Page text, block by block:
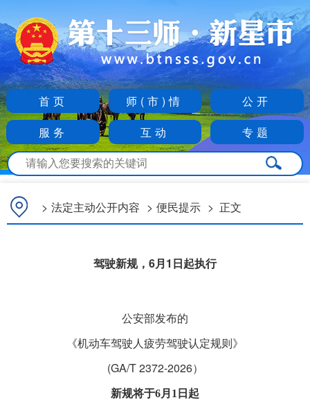
首页 师(市)情
公开
服务
互动 专题
> 法定主动公开内容 > 便民提示 > 正文
驾驶新规，6月1日起执行
公安部发布的
《机动车驾驶人疲劳驾驶认定规则》
(GA/T 2372-2026）
新规将于6月1日起